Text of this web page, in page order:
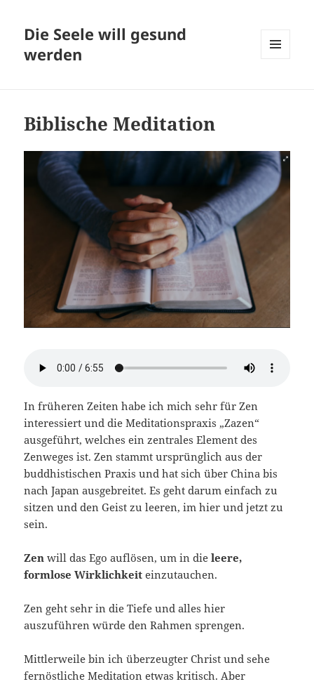
Die Seele will gesund
werden
Biblische Meditation
In früheren Zeiten habe ich mich sehr für Zen
interessiert und die Meditationspraxis „Zazen“
ausgeführt, welches ein zentrales Element des
Zenweges ist. Zen stammt ursprünglich aus der
buddhistischen Praxis und hat sich über China bis
nach Japan ausgebreitet. Es geht darum einfach zu
sitzen und den Geist zu leeren, im hier und jetzt zu
sein.
Zen will das Ego auflösen, um in dieleere,
formlose Wirklichkeit einzutauchen.
Zen geht sehr in die Tiefe und alles hier
auszuführen würde den Rahmen sprengen.
Mittlerweile bin ich überzeugter Christ und sehe
fernöstliche Meditation etwas kritisch. Aber